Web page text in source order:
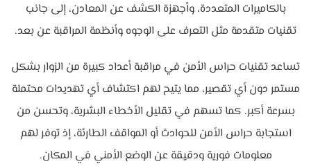
بالكاميرات المتعددة، وأجهزة الكشف عن المعادن، إلى جانب
تقنيات متقدمة مثل التعرف على الوجوه وأنظمة المراقبة عن بعد.
تساعد تقنيات حراس الأمن في مراقبة أعداد كبيرة من الزوار بشكل
مستمر دون أي تقصير، مما يتيح لهم اكتشاف أي تهديدات محتملة
بسرعة أكبر. كما تسهم في تقليل الأخطاء البشرية، وتحسن من
استجابة حراس الأمن للحوادث أو المواقف الطارئة، إذ توفر لهم
معلومات فورية ودقيقة عن الوضع الأمني في المكان.